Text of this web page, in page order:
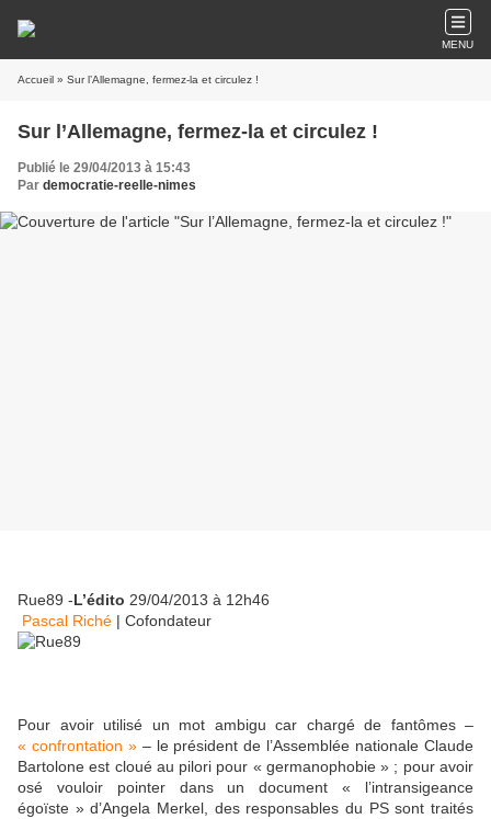
MENU
Accueil » Sur l’Allemagne, fermez-la et circulez !
Sur l’Allemagne, fermez-la et circulez !
Publié le 29/04/2013 à 15:43
Par democratie-reelle-nimes
Rue89 -L’édito 29/04/2013 à 12h46
Pascal Riché | Cofondateur
Pour avoir utilisé un mot ambigu car chargé de fantômes –
« confrontation »– le président de l’Assemblée nationale Claude
Bartolone est cloué au pilori pour « germanophobie » ; pour avoir
osé vouloir pointer dans un document« l’intransigeance
égoïste » d’Angela Merkel, des responsables du PSsont traités